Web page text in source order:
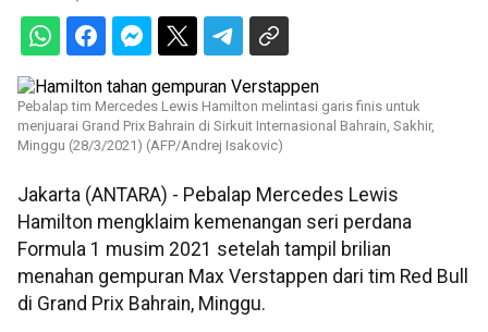
Pebalap tim Mercedes Lewis Hamilton melintasi garis finis untuk
menjuarai Grand Prix Bahrain di Sirkuit Internasional Bahrain, Sakhir,
Minggu (28/3/2021) (AFP/Andrej Isakovic)
Jakarta (ANTARA) - Pebalap Mercedes Lewis
Hamilton mengklaim kemenangan seri perdana
Formula 1 musim 2021 setelah tampil brilian
menahan gempuran Max Verstappen dari tim Red Bull
di Grand Prix Bahrain, Minggu.